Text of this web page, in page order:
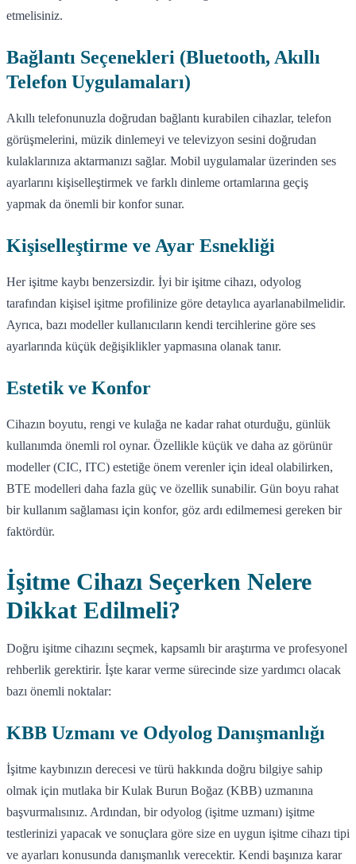
etmelisiniz.
Bağlantı Seçenekleri (Bluetooth, Akıllı
Telefon Uygulamaları)
Akıllı telefonunuzla doğrudan bağlantı kurabilen cihazlar, telefon
görüşmelerini, müzik dinlemeyi ve televizyon sesini doğrudan
kulaklarınıza aktarmanızı sağlar. Mobil uygulamalar üzerinden ses
ayarlarını kişiselleştirmek ve farklı dinleme ortamlarına geçiş
yapmak da önemli bir konfor sunar.
Kişiselleştirme ve Ayar Esnekliği
Her işitme kaybı benzersizdir. İyi bir işitme cihazı, odyolog
tarafından kişisel işitme profilinize göre detaylıca ayarlanabilmelidir.
Ayrıca, bazı modeller kullanıcıların kendi tercihlerine göre ses
ayarlarında küçük değişiklikler yapmasına olanak tanır.
Estetik ve Konfor
Cihazın boyutu, rengi ve kulağa ne kadar rahat oturduğu, günlük
kullanımda önemli rol oynar. Özellikle küçük ve daha az görünür
modeller (CIC, ITC) estetiğe önem verenler için ideal olabilirken,
BTE modelleri daha fazla güç ve özellik sunabilir. Gün boyu rahat
bir kullanım sağlaması için konfor, göz ardı edilmemesi gereken bir
faktördür.
İşitme Cihazı Seçerken Nelere
Dikkat Edilmeli?
Doğru işitme cihazını seçmek, kapsamlı bir araştırma ve profesyonel
rehberlik gerektirir. İşte karar verme sürecinde size yardımcı olacak
bazı önemli noktalar:
KBB Uzmanı ve Odyolog Danışmanlığı
İşitme kaybınızın derecesi ve türü hakkında doğru bilgiye sahip
olmak için mutlaka bir Kulak Burun Boğaz (KBB) uzmanına
başvurmalısınız. Ardından, bir odyolog (işitme uzmanı) işitme
testlerinizi yapacak ve sonuçlara göre size en uygun işitme cihazı tipi
ve ayarları konusunda danışmanlık verecektir. Kendi başınıza karar